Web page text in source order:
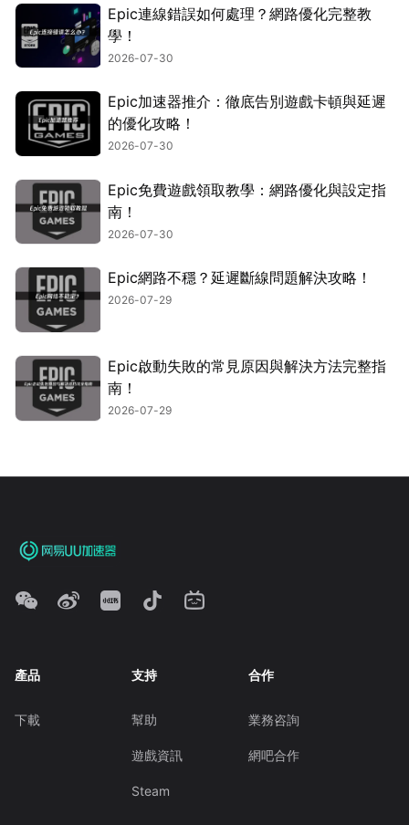
Epic連線錯誤如何處理？網路優化完整教
學！
2026-07-30
Epic加速器推介：徹底告別遊戲卡頓與延遲
的優化攻略！
2026-07-30
Epic免費遊戲領取教學：網路優化與設定指
南！
2026-07-30
Epic網路不穩？延遲斷線問題解決攻略！
2026-07-29
Epic啟動失敗的常見原因與解決方法完整指
南！
2026-07-29
產品
下載
支持
幫助
遊戲資訊
Steam
合作
業務咨詢
網吧合作